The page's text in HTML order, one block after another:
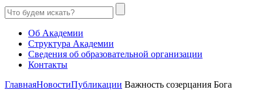
Об Академии
Структура Академии
Сведения об образовательной организации
Контакты
ГлавнаяНовостиПубликации Важность созерцания Бога